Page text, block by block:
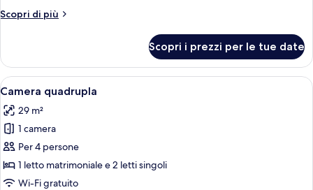
Scopri di più
Altri
Standard
Scopri i prezzi per le tue date
Apri
tutte
le
foto
per
Camera
quadrupla
Una camera d'albergo moderna con
7
Camera quadrupla
29 m²
1 camera
Per 4 persone
1 letto matrimoniale e 2 letti singoli
Wi-Fi gratuito